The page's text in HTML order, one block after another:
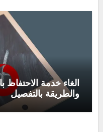
الغاء خدمة الاحتفاظ
والطريقة بالتفصيل